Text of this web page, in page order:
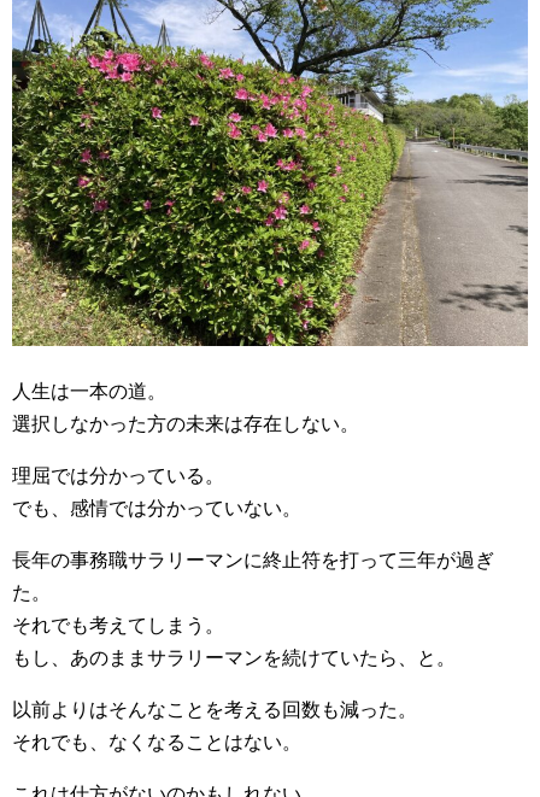
人生は一本の道。
選択しなかった方の未来は存在しない。
理屈では分かっている。
でも、感情では分かっていない。
長年の事務職サラリーマンに終止符を打って三年が過ぎ
た。
それでも考えてしまう。
もし、あのままサラリーマンを続けていたら、と。
以前よりはそんなことを考える回数も減った。
それでも、なくなることはない。